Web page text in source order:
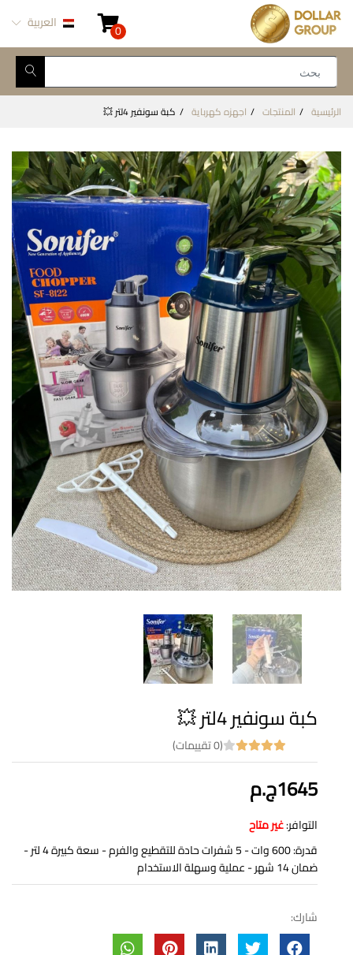
0 العربية
الرئيسية المنتجات اجهزه كهرباية كبة سونفير 4لتر 💥
كبة سونفير 4لتر 💥
(0 تقييمات)
1645ج.م
التوافر:غير متاح
قدرة: 600 وات - 5 شفرات حادة للتقطيع والفرم - سعة كبيرة 4 لتر -
ضمان 14 شهر - عملية وسهلة الاستخدام
شارك: